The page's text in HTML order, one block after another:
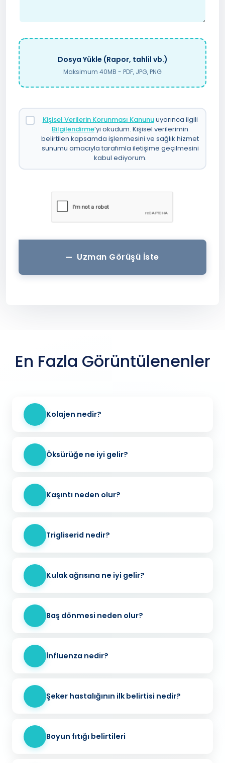
Dosya Yükle (Rapor, tahlil vb.)
Maksimum 40MB - PDF, JPG, PNG
Kişisel Verilerin Korunması Kanunuuyarınca ilgili
Bilgilendirme’yi okudum. Kişisel verilerimin
belirtilen kapsamda işlenmesini ve sağlık hizmet
sunumu amacıyla tarafımla iletişime geçilmesini
kabul ediyorum.
Uzman Görüşü İste
En Fazla Görüntülenenler
Kolajen nedir?
Öksürüğe ne iyi gelir?
Kaşıntı neden olur?
Trigliserid nedir?
Kulak ağrısına ne iyi gelir?
Baş dönmesi neden olur?
İnfluenza nedir?
Şeker hastalığının ilk belirtisi nedir?
Boyun fıtığı belirtileri